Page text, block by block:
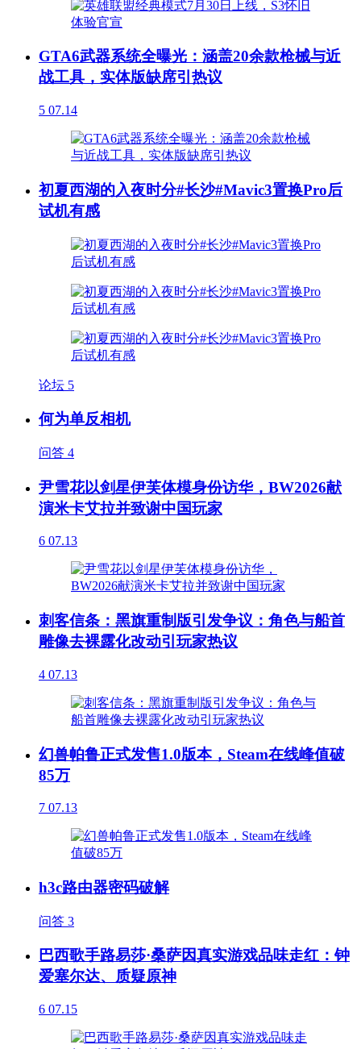
GTA6武器系统全曝光：涵盖20余款枪械与近
战工具，实体版缺席引热议
5 07.14
初夏西湖的入夜时分#长沙#Mavic3置换Pro后
试机有感
论坛 5
何为单反相机
问答 4
尹雪花以剑星伊芙体模身份访华，BW2026献
演米卡艾拉并致谢中国玩家
6 07.13
刺客信条：黑旗重制版引发争议：角色与船首
雕像去裸露化改动引玩家热议
4 07.13
幻兽帕鲁正式发售1.0版本，Steam在线峰值破
85万
7 07.13
h3c路由器密码破解
问答 3
巴西歌手路易莎·桑萨因真实游戏品味走红：钟
爱塞尔达、质疑原神
6 07.15